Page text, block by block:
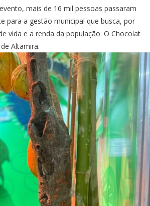
mais de 16 mil pessoas passaram
para a gestão municipal que busca, por
vida e a renda da população. O Chocolat
Altamira.